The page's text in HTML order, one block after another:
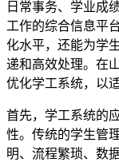
日常事务、学业成
工作的综合信息平
化水平，还能为学
递和高效处理。在
优化学工系统，以
首先，学工系统的
性。传统的学生管
明、流程繁琐、数